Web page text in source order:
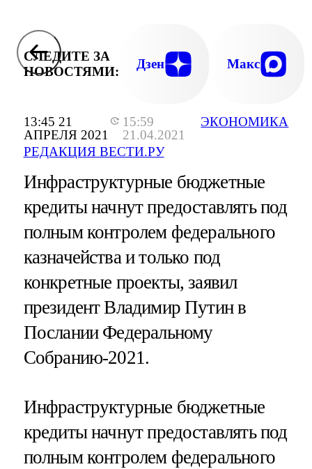
13:45 21
АПРЕЛЯ 2021
15:59
21.04.2021
РЕДАКЦИЯ ВЕСТИ.РУ
ЭКОНОМИКА
СЛЕДИТЕ ЗА
НОВОСТЯМИ:
Дзен Макс
Инфраструктурные бюджетные
кредиты начнут предоставлять под
полным контролем федерального
казначейства и только под
конкретные проекты, заявил
президент Владимир Путин в
Послании Федеральному
Собранию-2021.
Инфраструктурные бюджетные
кредиты начнут предоставлять под
полным контролем федерального